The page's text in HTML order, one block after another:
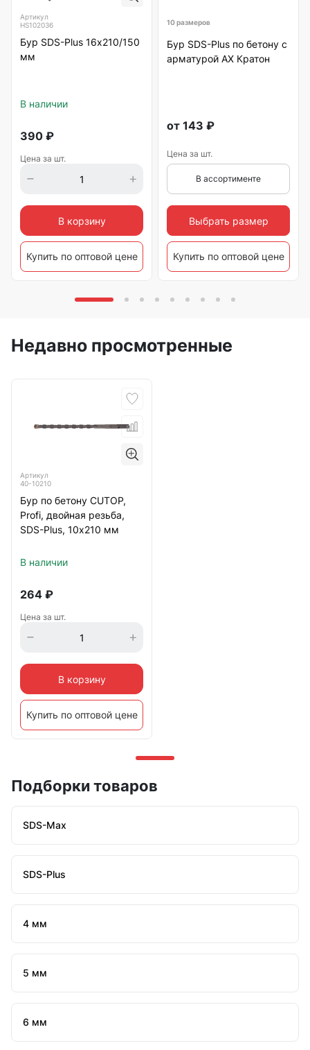
Артикул
HS102036
Бур SDS-Plus 16х210/150
мм
В наличии
390 ₽
Цена за шт.
В корзину
Купить по оптовой цене
10 размеров
Бур SDS-Plus по бетону с
арматурой АХ Кратон
от 143 ₽
Цена за шт.
В ассортименте
Выбрать размер
Купить по оптовой цене
Недавно просмотренные
Артикул
40-10210
Бур по бетону CUTOP,
Profi, двойная резьба,
SDS-Plus, 10х210 мм
В наличии
264 ₽
Цена за шт.
В корзину
Купить по оптовой цене
Подборки товаров
SDS-Max
SDS-Plus
4 мм
5 мм
6 мм